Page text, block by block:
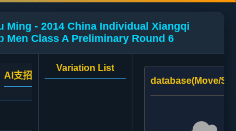
Ming - 2014 China Individual Xiangqi
Men Class A Preliminary Round 6
AI支招
Variation List
database(Move/